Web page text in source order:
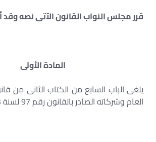
قرر مجلس النواب القانون الآتى نصه وقد
المادة الأولى
يلغى الباب السابع من الكتاب الثانى من
العام وشركاته الصادر بالقانون رقم 97 لسنة 1983